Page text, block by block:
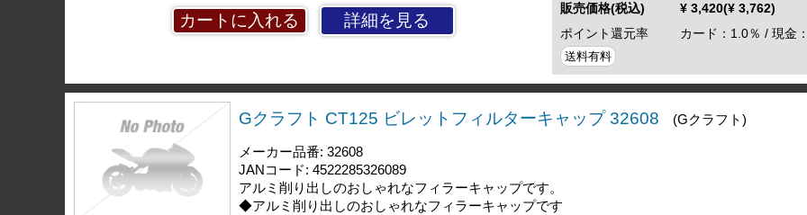
詳細を見る
販売価格(税込)
¥ 3,420(¥ 3,762)
ポイント還元率
カード：1.0％ / 現金
送料有料
Gクラフト CT125 ビレットフィルターキャップ 32608 (Gクラフト)
メーカー品番: 32608
JANコード: 4522285326089
アルミ削り出しのおしゃれなフィラーキャップです。
◆アルミ削り出しのおしゃれなフィラーキャップです